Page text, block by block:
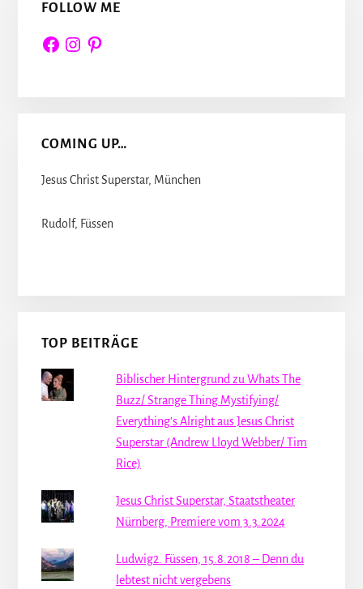
FOLLOW ME
FacebookInstagram
Pinterest
COMING UP…
Jesus Christ Superstar, München
Rudolf, Füssen
TOP BEITRÄGE
Biblischer Hintergrund zu Whats The
Buzz/ Strange Thing Mystifying/
Everything's Alright aus Jesus Christ
Superstar (Andrew Lloyd Webber/ Tim
Rice)
Jesus Christ Superstar, Staatstheater
Nürnberg, Premiere vom 3.3.2024
Ludwig2. Füssen, 15.8.2018 – Denn du
lebtest nicht vergebens